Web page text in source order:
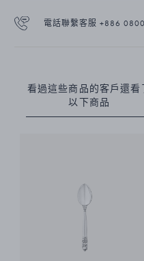
電話聯繫客服 +886
看過這些商品的客戶還看
以下商品